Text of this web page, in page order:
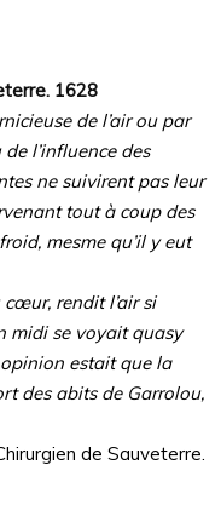
1628
de l’air ou par
l’influence des
ne suivirent pas leur
tout à coup des
mesme qu’il y eut
rendit l’air si
midi se voyait quasy
estait que la
des abits de Garrolou,
de Sauveterre.